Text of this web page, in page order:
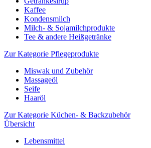
Kaffee
Kondensmilch
Milch- & Sojamilchprodukte
Tee & andere Heißgetränke
Zur Kategorie Pflegeprodukte
Miswak und Zubehör
Massageöl
Seife
Haaröl
Zur Kategorie Küchen- & Backzubehör
Übersicht
Lebensmittel